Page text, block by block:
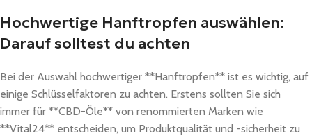
Hochwertige Hanftropfen auswählen:
Darauf solltest du achten
Bei der Auswahl hochwertiger **Hanftropfen** ist es wichtig, auf
einige Schlüsselfaktoren zu achten. Erstens sollten Sie sich
immer für **CBD-Öle** von renommierten Marken wie
**Vital24** entscheiden, um Produktqualität und -sicherheit zu